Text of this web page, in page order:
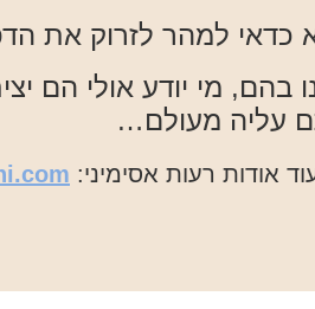
כדאי למהר לזרוק את
בהם, מי יודע אולי הם
עליה מעולם…
אודות רעות אסימיני: